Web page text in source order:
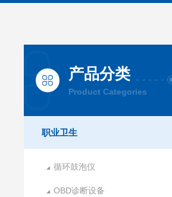
产品分类
Product Categories
职业卫生
循环鼓泡仪
OBD诊断设备